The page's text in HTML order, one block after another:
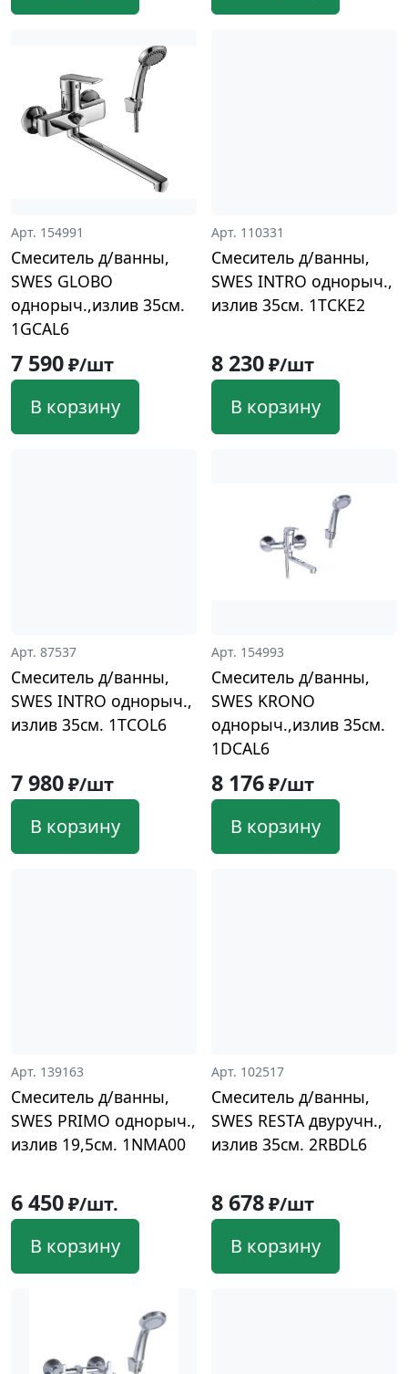
Арт. 154991
Смеситель д/ванны,
SWES GLOBO
однорыч.,излив 35см.
1GCAL6
7 590₽/шт
В корзину
Арт. 110331
Смеситель д/ванны,
SWES INTRO однорыч.,
излив 35см. 1TCKE2
8 230₽/шт
В корзину
Арт. 87537
Смеситель д/ванны,
SWES INTRO однорыч.,
излив 35см. 1TCOL6
7 980₽/шт
В корзину
Арт. 154993
Смеситель д/ванны,
SWES KRONO
однорыч.,излив 35см.
1DCAL6
8 176₽/шт
В корзину
Арт. 139163
Смеситель д/ванны,
SWES PRIMO однорыч.,
излив 19,5см. 1NMA00
6 450₽/шт.
В корзину
Арт. 102517
Смеситель д/ванны,
SWES RESTA двуручн.,
излив 35см. 2RBDL6
8 678₽/шт
В корзину